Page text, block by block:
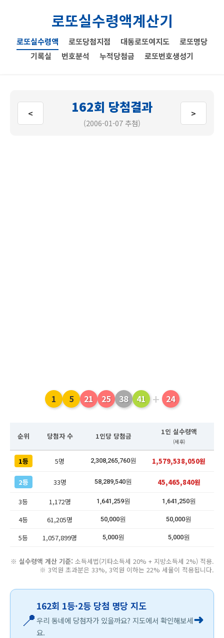
로또실수령액계산기
로또실수령액 로또당첨지점 대동로또여지도
로또명당
기록실
번호분석 누적당첨금 로또번호생성기
< 162회 당첨결과
(2006-01-07 추첨)
>
1 5 21 25 38 41 + 24
순위 당첨자 수 1인당 당첨금 1인 실수령액
(세후)
1등 5명 2,308,265,760원 1,579,538,050원
2등 33명 58,289,540원 45,465,840원
3등 1,172명 1,641,259원 1,641,250원
4등 61,205명 50,000원 50,000원
5등 1,057,899명 5,000원 5,000원
※ 실수령액 계산 기준: 소득세법(기타소득세 20% + 지방소득세 2%) 적용.
※ 3억원 초과분은 33%, 3억원 이하는 22% 세율이 적용됩니다.
📍
162회 1등·2등 당첨 명당 지도
우리 동네에 당첨자가 있을까요? 지도에서 확인해보세
요.
➜